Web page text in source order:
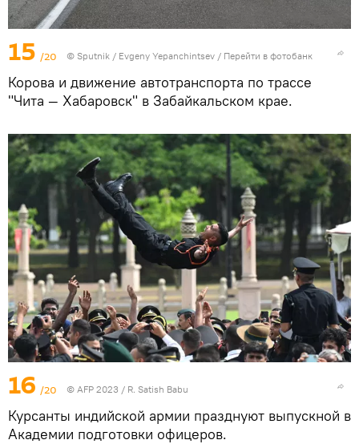
15 /20 © Sputnik / Evgeny Yepanchintsev / Перейти в фотобанк
Корова и движение автотранспорта по трассе
"Чита — Хабаровск" в Забайкальском крае.
16 /20 © AFP 2023 / R. Satish Babu
Курсанты индийской армии празднуют выпускной в
Академии подготовки офицеров.